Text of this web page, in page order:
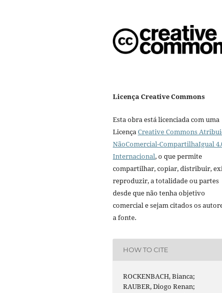
Licença Creative Commons
Esta obra está licenciada com uma
Licença Creative Commons
NãoComercial-CompartilhaIgual
Internacional, o que permite
compartilhar, copiar, distribuir,
reproduzir, a totalidade ou partes
desde que não tenha objetivo
comercial e sejam citados os
a fonte.
HOW TO CITE
ROCKENBACH, Bianca;
RAUBER, Diogo Renan;